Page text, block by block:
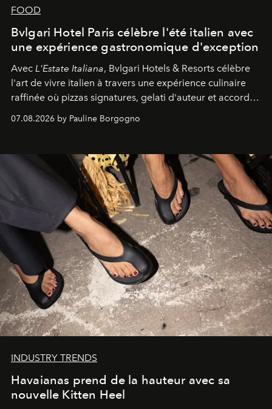
FOOD
Bvlgari Hotel Paris célèbre l'été italien avec
une expérience gastronomique d'exception
Avec L'Estate Italiana, Bvlgari Hotels & Resorts célèbre
l'art de vivre italien à travers une expérience culinaire
raffinée où pizzas signatures, gelati d'auteur et accords
07.08.2026 by Pauline Borgogno
INDUSTRY TRENDS
Havaianas prend de la hauteur avec sa
nouvelle Kitten Heel